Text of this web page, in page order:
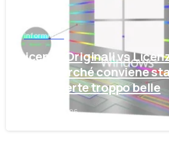
Informatica
Licenze Originali vs
euro”: perché conviene
dalle offerte troppo belle
23 Luglio 2026